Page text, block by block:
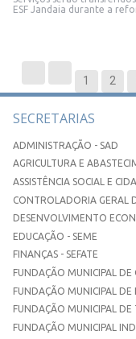
ESF Jandaia durante a
1 2
SECRETARIAS
ADMINISTRAÇÃO - SAD
AGRICULTURA E
ASSISTÊNCIA SOCIAL E
CONTROLADORIA GERAL
DESENVOLVIMENTO
EDUCAÇÃO - SEME
FINANÇAS - SEFATE
FUNDAÇÃO MUNICIPAL DE
FUNDAÇÃO MUNICIPAL DE
FUNDAÇÃO MUNICIPAL DE
FUNDAÇÃO MUNICIPAL